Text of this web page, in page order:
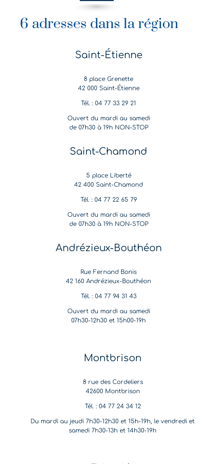
6 adresses dans la région
Saint-Étienne
8 place Grenette
42 000 Saint-Étienne
Tél. : 04 77 33 29 21
Ouvert du mardi au samedi
de 07h30 à 19h NON-STOP
Saint-Chamond
5 place Liberté
42 400 Saint-Chamond
Tél. : 04 77 22 65 79
Ouvert du mardi au samedi
de 07h30 à 19h NON-STOP
Andrézieux-Bouthéon
Rue Fernand Bonis
42 160 Andrézieux-Bouthéon
Tél. : 04 77 94 31 43
Ouvert du mardi au samedi
07h30-12h30 et 15h00-19h
Montbrison
8 rue des Cordeliers
42600 Montbrison
Tél. : 04 77 24 34 12
Du mardi au jeudi 7h30-12h30 et 15h-19h, le vendredi et
samedi 7h30-13h et 14h30-19h